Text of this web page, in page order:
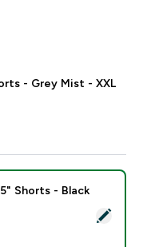
- Grey Mist - XXL
Black - XXL
Shorts - Black